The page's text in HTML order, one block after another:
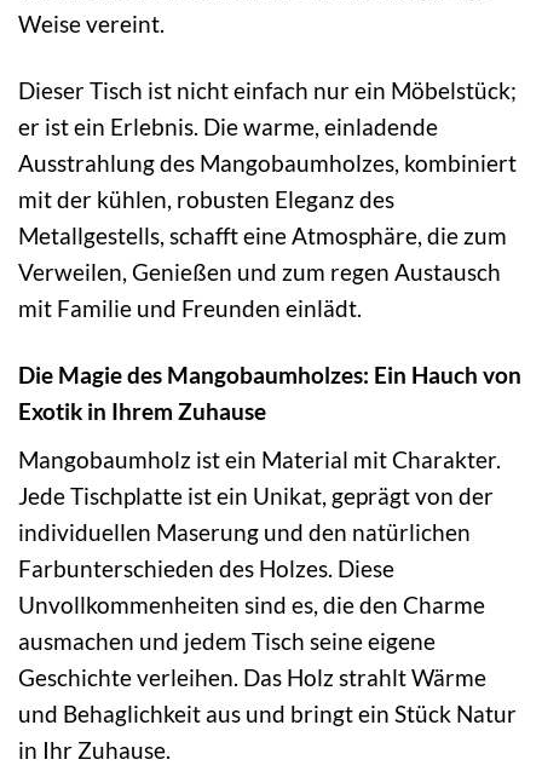
Weise vereint.
Dieser Tisch ist nicht einfach nur ein Möbelstück;
er ist ein Erlebnis. Die warme, einladende
Ausstrahlung des Mangobaumholzes, kombiniert
mit der kühlen, robusten Eleganz des
Metallgestells, schafft eine Atmosphäre, die zum
Verweilen, Genießen und zum regen Austausch
mit Familie und Freunden einlädt.
Die Magie des Mangobaumholzes: Ein Hauch von
Exotik in Ihrem Zuhause
Mangobaumholz ist ein Material mit Charakter.
Jede Tischplatte ist ein Unikat, geprägt von der
individuellen Maserung und den natürlichen
Farbunterschieden des Holzes. Diese
Unvollkommenheiten sind es, die den Charme
ausmachen und jedem Tisch seine eigene
Geschichte verleihen. Das Holz strahlt Wärme
und Behaglichkeit aus und bringt ein Stück Natur
in Ihr Zuhause.